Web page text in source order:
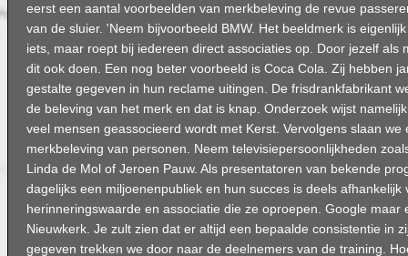
eerst een aantal voorbeelden van merkbeleving de revue
van de sluier. 'Neem bijvoorbeeld BMW. Het beeldmerk is
iets, maar roept bij iedereen direct associaties op. Door jezelf als
dit ook doen. Een nog beter voorbeeld is Coca Cola. Zij hebben
gestalte gegeven in hun reclame uitingen. De frisdrankfabrikant
de beleving van het merk en dat is knap. Onderzoek wijst
veel mensen geassocieerd wordt met Kerst. Vervolgens slaan we
merkbeleving van personen. Neem televisiepersoonlijkheden
Linda de Mol of Jeroen Pauw. Als presentatoren van bekende
dagelijks een miljoenenpubliek en hun succes is deels afhankelijk
herinneringswaarde en associatie die ze oproepen. Google maar
Nieuwkerk. Je zult zien dat er altijd een bepaalde consistentie in
gegeven trekken we door naar de deelnemers van de training.